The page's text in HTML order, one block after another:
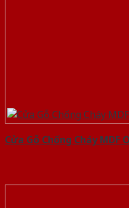
Cửa Gỗ Chống Cháy MDF